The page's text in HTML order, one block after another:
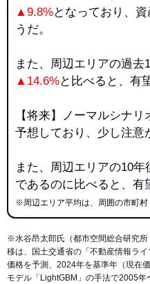
▲9.8%となっており、
うだ。
また、周辺エリアの過
▲14.6%と比べると、有
【将来】ノーマルシナ
予想しており、少し注意
また、周辺エリアの10
であるのに比べると、有
※周辺エリア平均は、周囲の市町村
※水谷昂太郎氏（都市空間総合研究
移は、国土交通省の「 不動産情報ライ
価格を予測、2024年を基準年（現在
モデル「LightGBM」の手法で2005年